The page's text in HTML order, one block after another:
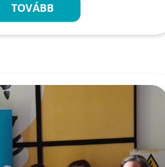
TOVÁBB